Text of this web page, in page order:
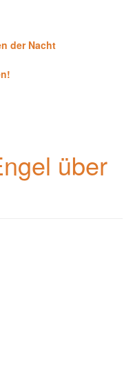
der Nacht
über